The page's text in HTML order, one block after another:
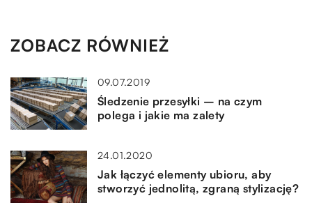
ZOBACZ RÓWNIEŻ
09.07.2019
Śledzenie przesyłki – na czym
polega i jakie ma zalety
24.01.2020
Jak łączyć elementy ubioru, aby
stworzyć jednolitą, zgraną stylizację?